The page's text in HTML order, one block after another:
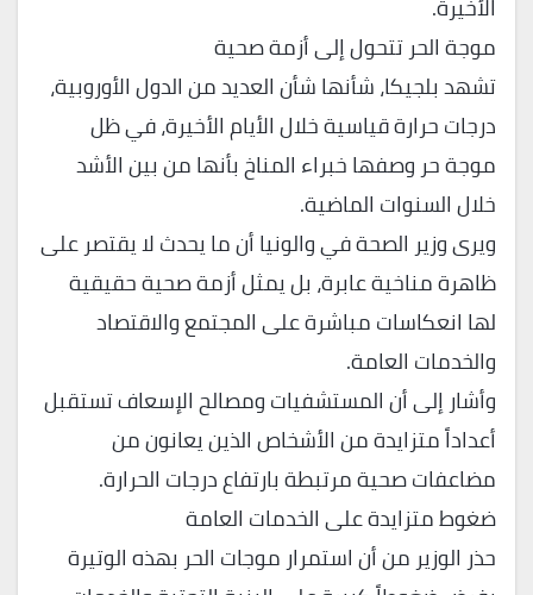
الأخيرة.
موجة الحر تتحول إلى أزمة صحية
تشهد بلجيكا، شأنها شأن العديد من الدول الأوروبية،
درجات حرارة قياسية خلال الأيام الأخيرة، في ظل
موجة حر وصفها خبراء المناخ بأنها من بين الأشد
خلال السنوات الماضية.
ويرى وزير الصحة في والونيا أن ما يحدث لا يقتصر على
ظاهرة مناخية عابرة، بل يمثل أزمة صحية حقيقية
لها انعكاسات مباشرة على المجتمع والاقتصاد
والخدمات العامة.
وأشار إلى أن المستشفيات ومصالح الإسعاف تستقبل
أعداداً متزايدة من الأشخاص الذين يعانون من
مضاعفات صحية مرتبطة بارتفاع درجات الحرارة.
ضغوط متزايدة على الخدمات العامة
حذر الوزير من أن استمرار موجات الحر بهذه الوتيرة